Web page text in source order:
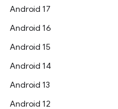
Android 17
Android 16
Android 15
Android 14
Android 13
Android 12